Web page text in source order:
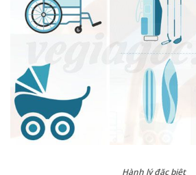
Hành lý đặc biệt